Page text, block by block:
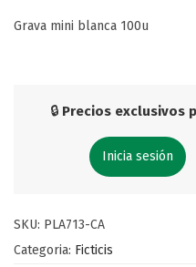
Grava mini blanca 100u
🔒 Precios exclusivos
Inicia sesión
SKU: PLA713-CA
Categoria: Ficticis